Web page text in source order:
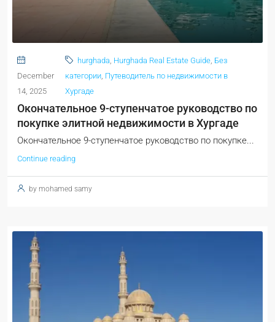
December
14, 2025
hurghada Hurghada Real Estate Guide Без
категории Путеводитель по недвижимости в
Хургаде
Окончательное 9-ступенчатое руководство по
покупке элитной недвижимости в Хургаде
Окончательное 9-ступенчатое руководство по покупке...
Continue reading
by mohamed samy